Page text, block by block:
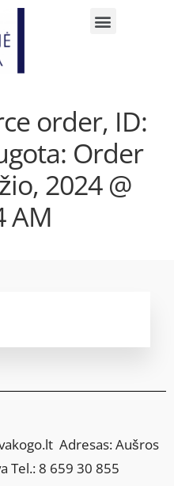
order, ID:
Order
2024 @
AM
Adresas: Aušros
Tel.: 8 659 30 855